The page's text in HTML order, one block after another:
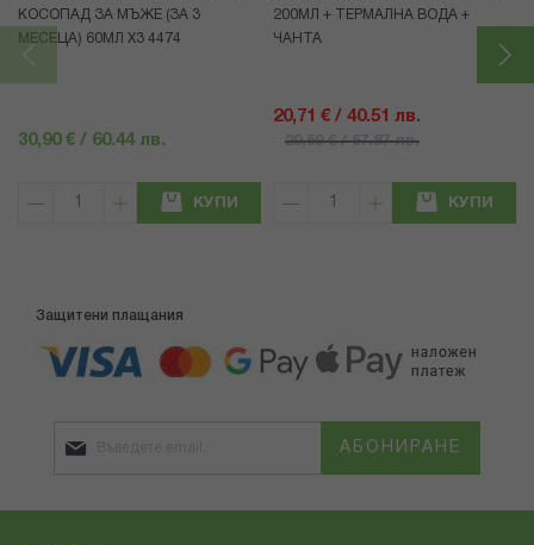
КОСОПАД ЗА МЪЖЕ (ЗА 3
МЕСЕЦА) 60МЛ X3 4474
30,90 € / 60.44 лв.
КУПИ
200МЛ + ТЕРМАЛНА ВОДА +
ЧАНТА
20,71 € / 40.51 лв.
29,59 € / 57.87 лв.
КУПИ
Защитени плащания
АБОНИРАНЕ